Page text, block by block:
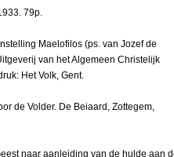
79p.
Maelofilos (ps. van Jozef de
van het Algemeen Christelijk
Het Volk, Gent.
de Volder. De Beiaard, Zottegem,
naar aanleiding van de hulde aan